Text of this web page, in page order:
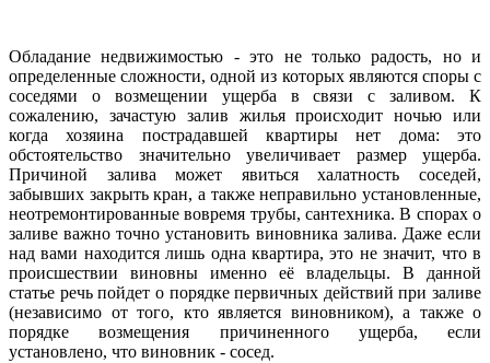
Обладание недвижимостью - это не только радость, но и
определенные сложности, одной из которых являются споры с
соседями о возмещении ущерба в связи с заливом. К
сожалению, зачастую залив жилья происходит ночью или
когда хозяина пострадавшей квартиры нет дома: это
обстоятельство значительно увеличивает размер ущерба.
Причиной залива может явиться халатность соседей,
забывших закрыть кран, а также неправильно установленные,
неотремонтированные вовремя трубы, сантехника. В спорах о
заливе важно точно установить виновника залива. Даже если
над вами находится лишь одна квартира, это не значит, что в
происшествии виновны именно её владельцы. В данной
статье речь пойдет о порядке первичных действий при заливе
(независимо от того, кто является виновником), а также о
порядке возмещения причиненного ущерба, если
установлено, что виновник - сосед.